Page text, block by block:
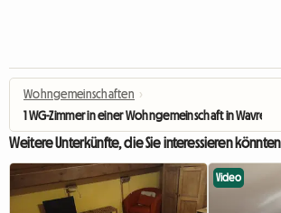
Wohngemeinschaften ›
1 WG-Zimmer in einer Wohngemeinschaft in Wavre
Weitere Unterkünfte, die Sie interessieren könnten
Video